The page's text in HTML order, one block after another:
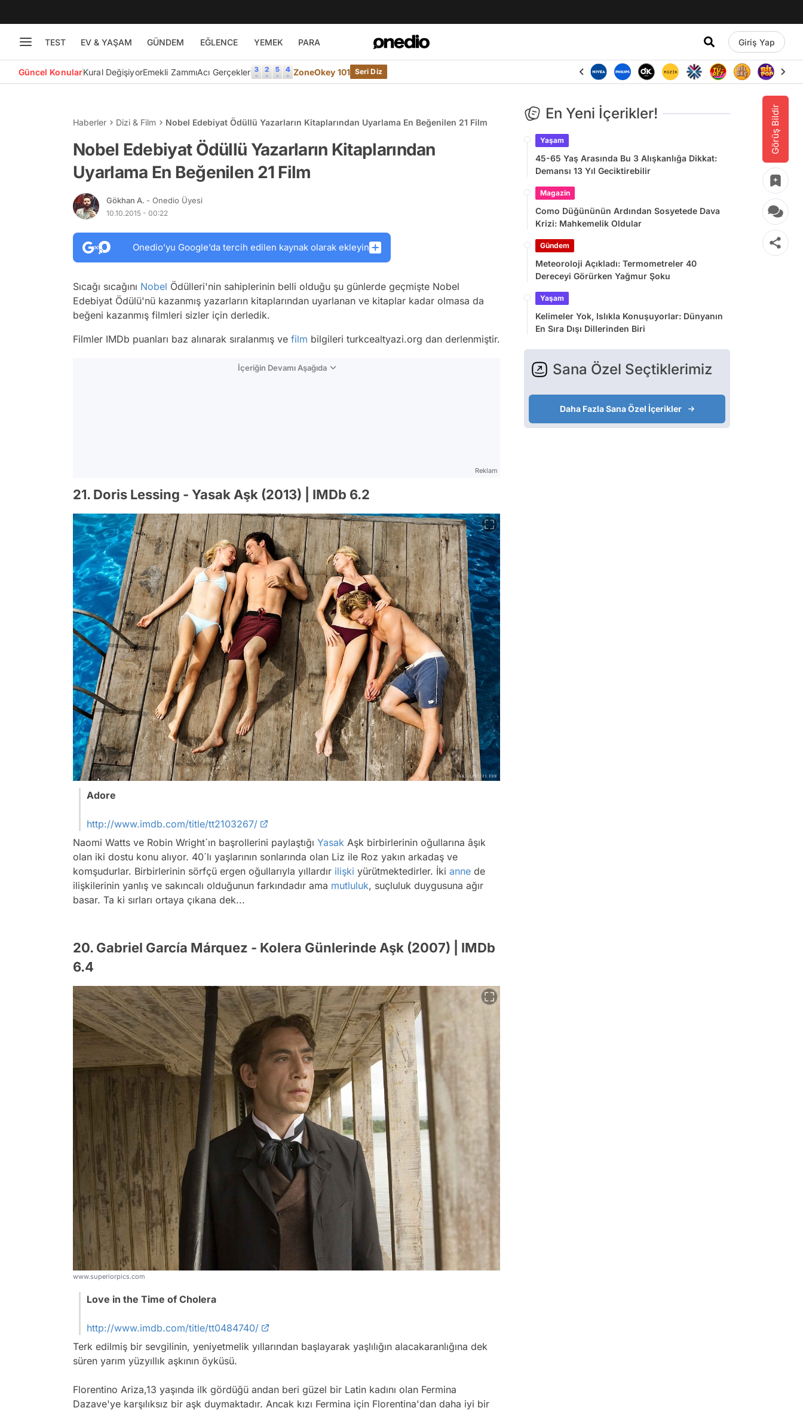
TEST EV & YAŞAM GÜNDEM EĞLENCE YEMEK PARA Giriş Yap
Güncel KonularKural DeğişiyorEmekli ZammıAcı Gerçekler ZoneOkey 101 Seri Diz
Görüş Bildir
Haberler Dizi & Film Nobel Edebiyat Ödüllü Yazarların Kitaplarından Uyarlama En Beğenilen 21 Film
Nobel Edebiyat Ödüllü Yazarların Kitaplarından
Uyarlama En Beğenilen 21 Film
Gökhan A. - Onedio Üyesi
10.10.2015 - 00:22
Onedio’yu Google’da tercih edilen kaynak olarak ekleyin
Sıcağı sıcağını Nobel Ödülleri'nin sahiplerinin belli olduğu şu günlerde geçmişte Nobel
Edebiyat Ödülü'nü kazanmış yazarların kitaplarından uyarlanan ve kitaplar kadar olmasa da
beğeni kazanmış filmleri sizler için derledik.
Filmler IMDb puanları baz alınarak sıralanmış ve film bilgileri turkcealtyazi.org dan derlenmiştir.
İçeriğin Devamı Aşağıda
Reklam
21. Doris Lessing - Yasak Aşk (2013) | IMDb 6.2
Adore
http://www.imdb.com/title/tt2103267/
Naomi Watts ve Robin Wright´ın başrollerini paylaştığı Yasak Aşk birbirlerinin oğullarına âşık
olan iki dostu konu alıyor. 40´lı yaşlarının sonlarında olan Liz ile Roz yakın arkadaş ve
komşudurlar. Birbirlerinin sörfçü ergen oğullarıyla yıllardır ilişki yürütmektedirler. İki anne de
ilişkilerinin yanlış ve sakıncalı olduğunun farkındadır ama mutluluk, suçluluk duygusuna ağır
basar. Ta ki sırları ortaya çıkana dek...
20. Gabriel García Márquez - Kolera Günlerinde Aşk (2007) | IMDb
6.4
www.superiorpics.com
Love in the Time of Cholera
http://www.imdb.com/title/tt0484740/
Terk edilmiş bir sevgilinin, yeniyetmelik yıllarından başlayarak yaşlılığın alacakaranlığına dek
süren yarım yüzyıllık aşkının öyküsü.
Florentino Ariza,13 yaşında ilk gördüğü andan beri güzel bir Latin kadını olan Fermina
Dazave'ye karşılıksız bir aşk duymaktadır. Ancak kızı Fermina için Florentina'dan daha iyi bir
En Yeni İçerikler!
Yaşam
45-65 Yaş Arasında Bu 3 Alışkanlığa Dikkat:
Demansı 13 Yıl Geciktirebilir
Magazin
Como Düğününün Ardından Sosyetede Dava
Krizi: Mahkemelik Oldular
Gündem
Meteoroloji Açıkladı: Termometreler 40
Dereceyi Görürken Yağmur Şoku
Yaşam
Kelimeler Yok, Islıkla Konuşuyorlar: Dünyanın
En Sıra Dışı Dillerinden Biri
Sana Özel Seçtiklerimiz
Daha Fazla Sana Özel İçerikler